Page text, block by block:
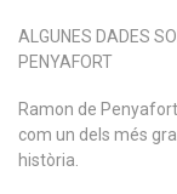
ALGUNES DADES
PENYAFORT
Ramon de
com un dels més
història.